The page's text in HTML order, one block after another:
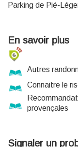
Parking de Pié-
En savoir plus
Autres
Connaitre le
provençales
Signaler un